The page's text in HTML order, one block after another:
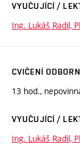
VYUČUJÍCÍ /
Ing. Lukáš Radil,
CVIČENÍ
13 hod.,
VYUČUJÍCÍ /
Ing. Lukáš Radil,